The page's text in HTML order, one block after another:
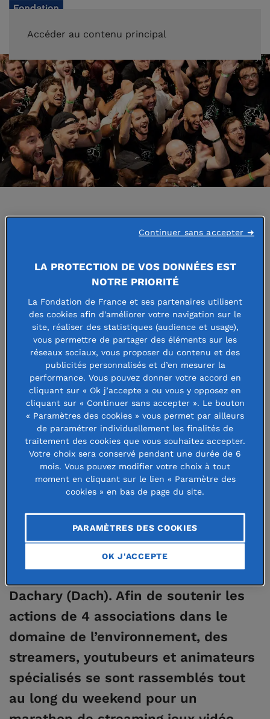
Accéder au contenu principal
ZEvent 2022 : la
Fondation de France a
assuré la collecte des
dons et le reversement
aux 4 associations
bénéficiaires
7 septembre 2022
Du 9 au 11 septembre 2022 s'est
tenue la 7eédition du ZEvent, un
évènement caritatif créé par Adrien
Dachary (Dach). Afin de soutenir les
actions de 4 associations dans le
domaine de l’environnement, des
streamers, youtubeurs et animateurs
spécialisés se sont rassemblés tout
au long du weekend pour un
LA PROTECTION DE VOS DONNÉES EST
NOTRE PRIORITÉ
La Fondation de France et ses partenaires utilisent
des cookies afin d'améliorer votre navigation sur le
site, réaliser des statistiques (audience et usage),
vous permettre de partager des éléments sur les
réseaux sociaux, vous proposer du contenu et des
publicités personnalisés et d’en mesurer la
performance. Vous pouvez donner votre accord en
cliquant sur « Ok j’accepte » ou vous y opposez en
cliquant sur « Continuer sans accepter ». Le bouton
« Paramètres des cookies » vous permet par ailleurs
de paramétrer individuellement les finalités de
traitement des cookies que vous souhaitez accepter.
Votre choix sera conservé pendant une durée de 6
mois. Vous pouvez modifier votre choix à tout
moment en cliquant sur le lien « Paramètre des
cookies » en bas de page du site.
PARAMÈTRES DES COOKIES
OK J'ACCEPTE
Continuer sans accepter ➜